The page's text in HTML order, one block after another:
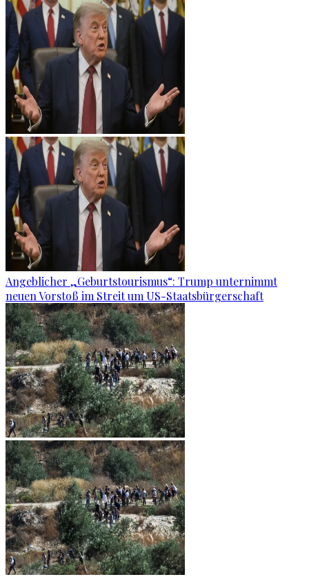
Angeblicher „Geburtstourismus“: Trump unternimmt
neuen Vorstoß im Streit um US-Staatsbürgerschaft